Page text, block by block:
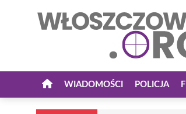
WIADOMOŚCI POLICJA